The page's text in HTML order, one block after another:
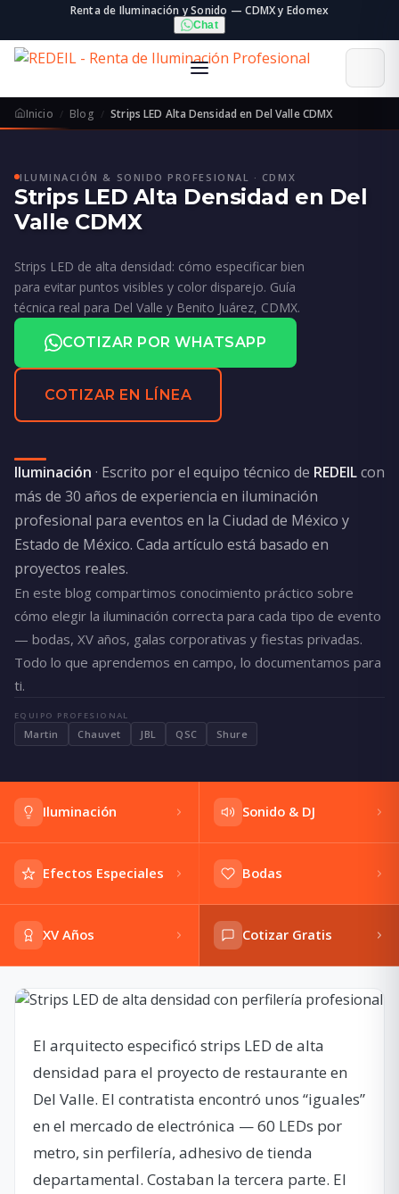
Renta de Iluminación y Sonido — CDMX y Edomex
Chat
Inicio Blog Strips LED Alta Densidad en Del Valle CDMX
ILUMINACIÓN & SONIDO PROFESIONAL · CDMX
Strips LED Alta Densidad en Del
Valle CDMX
Strips LED de alta densidad: cómo especificar bien
para evitar puntos visibles y color disparejo. Guía
técnica real para Del Valle y Benito Juárez, CDMX.
COTIZAR POR WHATSAPP
COTIZAR EN LÍNEA
Iluminación · Escrito por el equipo técnico de REDEILcon
más de 30 años de experiencia en iluminación
profesional para eventos en la Ciudad de México y
Estado de México. Cada artículo está basado en
proyectos reales.
En este blog compartimos conocimiento práctico sobre
cómo elegir la iluminación correcta para cada tipo de evento
— bodas, XV años, galas corporativas y fiestas privadas.
Todo lo que aprendemos en campo, lo documentamos para
ti.
EQUIPO PROFESIONAL
Martin Chauvet JBL QSC Shure
Iluminación Sonido & DJ
Efectos Especiales Bodas
XV Años Cotizar Gratis
El arquitecto especificó strips LED de alta
densidad para el proyecto de restaurante en
Del Valle. El contratista encontró unos “iguales”
en el mercado de electrónica — 60 LEDs por
metro, sin perfilería, adhesivo de tienda
departamental. Costaban la tercera parte. El